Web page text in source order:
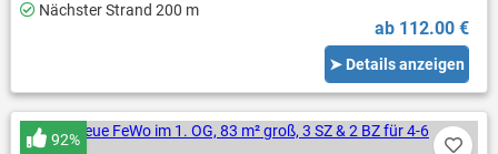
Nächster Strand 200 m
ab 112.00 €
➤ Details anzeigen
92%